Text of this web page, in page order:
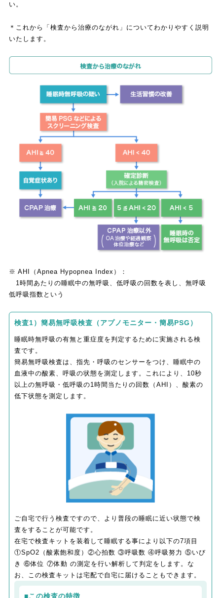
い。
＊これから「検査から治療のながれ」についてわかりやすく説明
いたします。
※ AHI（Apnea Hypopnea Index）：
1時間あたりの睡眠中の無呼吸、低呼吸の回数を表し、無呼吸
低呼吸指数という
検査1）簡易無呼吸検査（アプノモニター・簡易PSG）
睡眠時無呼吸の有無と重症度を判定するために実施される検
査です。
簡易無呼吸検査は、指先・呼吸のセンサーをつけ、睡眠中の
血液中の酸素、呼吸の状態を測定します。これにより、10秒
以上の無呼吸・低呼吸の1時間当たりの回数（AHI）、酸素の
低下状態を測定します。
ご自宅で行う検査ですので、より普段の睡眠に近い状態で検
査をすることが可能です。
在宅で検査キットを装着して睡眠する事により以下の7項目
①SpO2（酸素飽和度）②心拍数 ③呼吸数 ④呼吸努力 ⑤いび
き ⑥体位 ⑦体動 の測定を行い解析して判定をします。な
お、この検査キットは宅配で自宅に届けることもできます。
■この検査の特徴